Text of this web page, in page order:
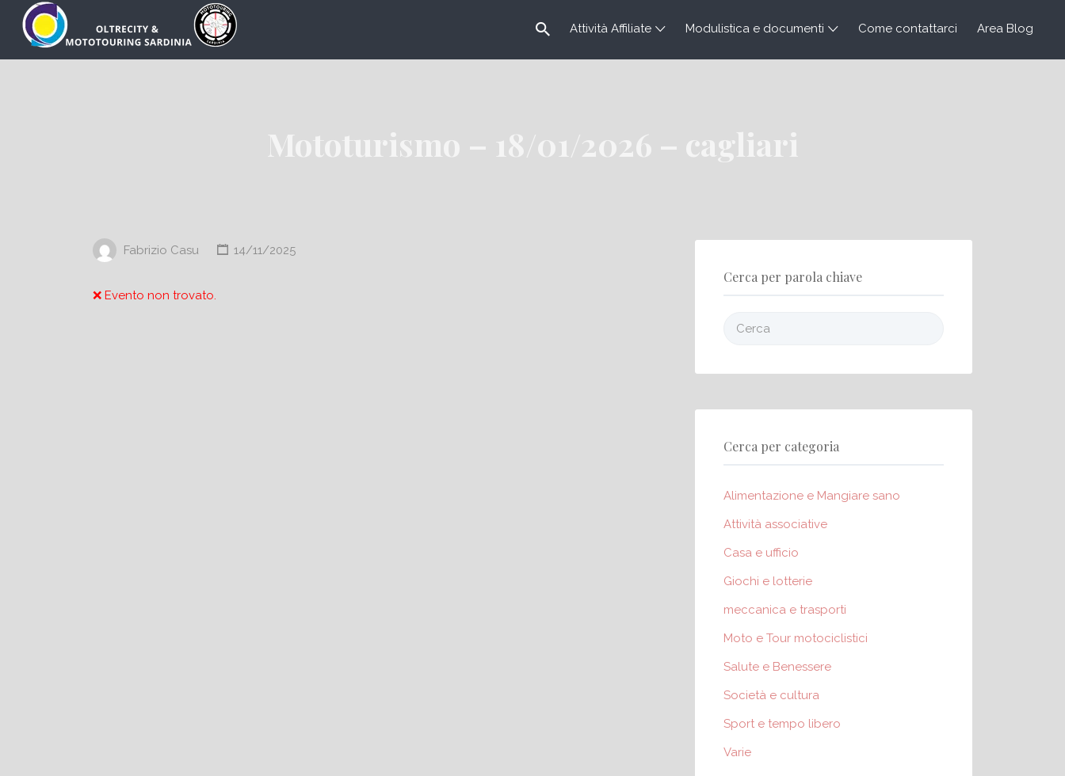
Attività Affiliate Modulistica e documenti Come contattarci Area Blog
Cerca:
Mototurismo – 18/01/2026 – cagliari
Fabrizio Casu 14/11/2025
❌ Evento non trovato.
Cerca per parola chiave
Cerca:
Cerca per categoria
Alimentazione e Mangiare sano
Attività associative
Casa e ufficio
Giochi e lotterie
meccanica e trasporti
Moto e Tour motociclistici
Salute e Benessere
Società e cultura
Sport e tempo libero
Varie